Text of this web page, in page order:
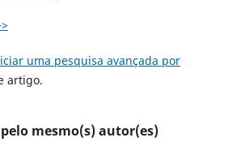
uma pesquisa avançada por
artigo.
mesmo(s) autor(es)